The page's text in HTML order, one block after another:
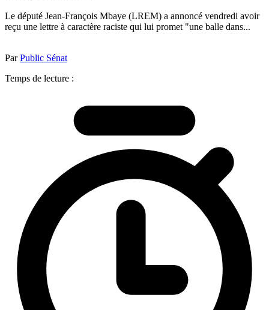
Le député Jean-François Mbaye (LREM) a annoncé vendredi avoir
reçu une lettre à caractère raciste qui lui promet "une balle dans...
ParPublic Sénat
Temps de lecture :